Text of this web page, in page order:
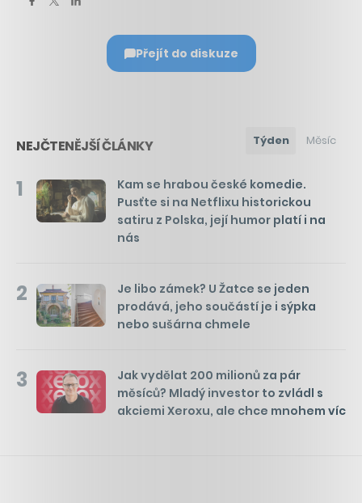
Přejít do diskuze
NEJČTENĚJŠÍ ČLÁNKY Týden Měsíc
1
Kam se hrabou české komedie.
Pusťte si na Netflixu historickou
satiru z Polska, její humor platí i na
nás
2
Je libo zámek? U Žatce se jeden
prodává, jeho součástí je i sýpka
nebo sušárna chmele
3
Jak vydělat 200 milionů za pár
měsíců? Mladý investor to zvládl s
akciemi Xeroxu, ale chce mnohem víc